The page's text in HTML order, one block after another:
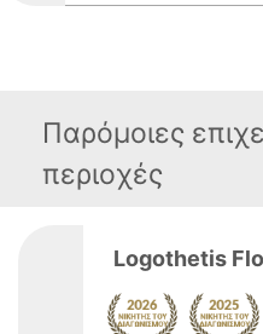
Παρόμοιες
περιοχές
Logothetis